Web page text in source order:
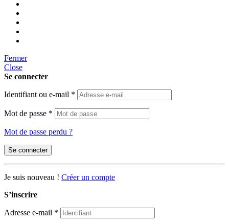
Fermer
Close
Se connecter
Identifiant ou e-mail *
Mot de passe *
Mot de passe perdu ?
Se connecter
Je suis nouveau ! Créer un compte
S’inscrire
Adresse e-mail *